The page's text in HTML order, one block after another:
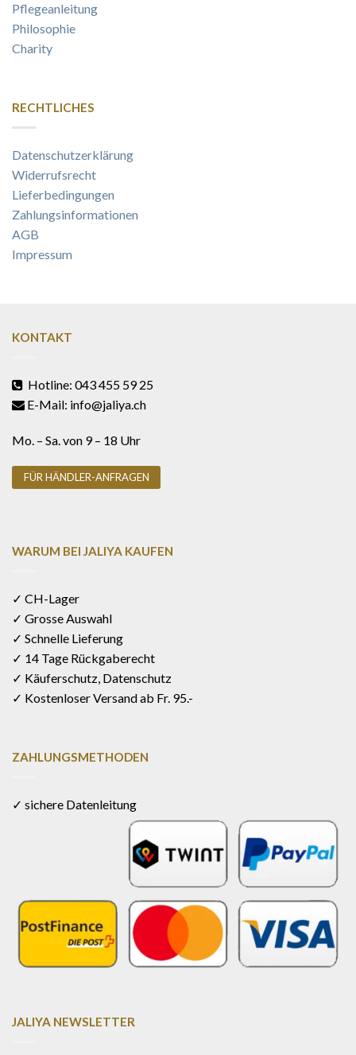
Pflegeanleitung
Philosophie
Charity
RECHTLICHES
Datenschutzerklärung
Widerrufsrecht
Lieferbedingungen
Zahlungsinformationen
AGB
Impressum
KONTAKT
Hotline: 043 455 59 25
E-Mail: info@jaliya.ch
Mo. – Sa. von 9 – 18 Uhr
FÜR HÄNDLER-ANFRAGEN
WARUM BEI JALIYA KAUFEN
✓ CH-Lager
✓ Grosse Auswahl
✓ Schnelle Lieferung
✓ 14 Tage Rückgaberecht
✓ Käuferschutz, Datenschutz
✓ Kostenloser Versand ab Fr. 95.-
ZAHLUNGSMETHODEN
✓ sichere Datenleitung
JALIYA NEWSLETTER